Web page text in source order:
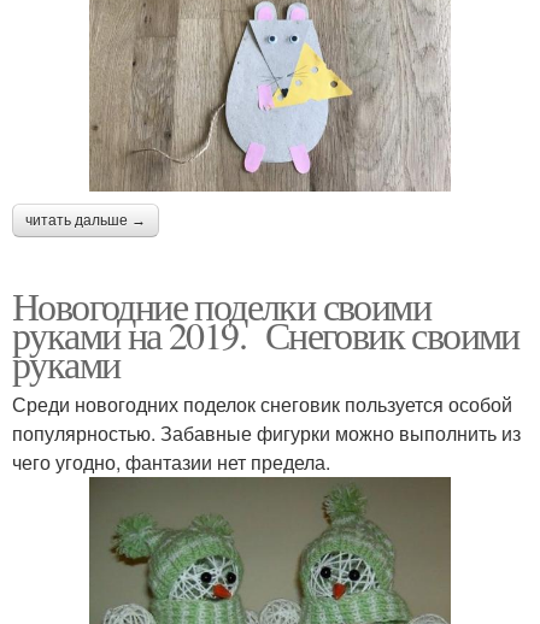
читать дальше →
Новогодние поделки своими
руками на 2019. Снеговик своими
руками
Среди новогодних поделок снеговик пользуется особой
популярностью. Забавные фигурки можно выполнить из
чего угодно, фантазии нет предела.